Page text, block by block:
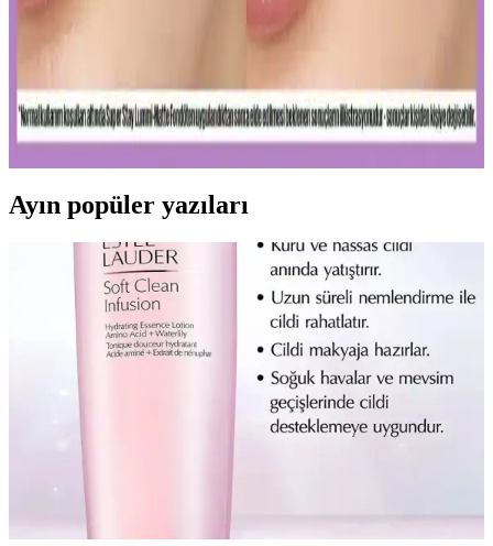
Uzun Süre Kalıcı ve Doğal Mat Fondötenler:
Günlük Kullanım İçin En İyi Seçenekler ve İpuçları
dayanıklı formülleriyle gün boyu tazelik sağlar. Cilt tipine uygun
seçenekler ve doğru uygulama ipuçlarıyla makyajınızı
mükemmelleştirin.
Ayın popüler yazıları